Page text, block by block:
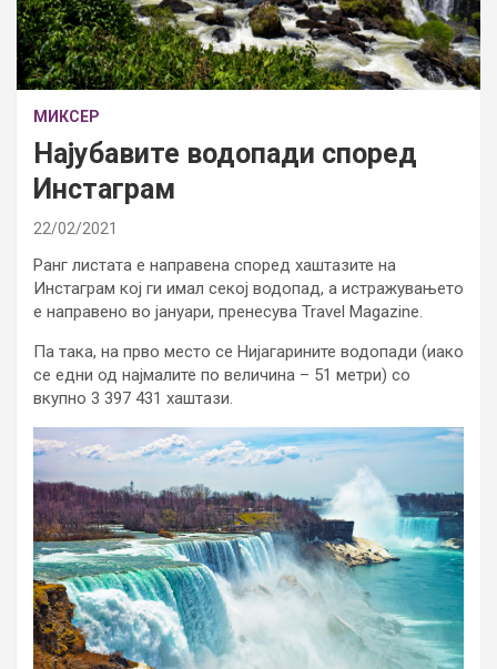
МИКСЕР
Најубавите водопади според
Инстаграм
22/02/2021
Ранг листата е направена според хаштазите на
Инстаграм кој ги имал секој водопад, а истражувањето
е направено во јануари, пренесува Travel Magazine.
Па така, на прво место се Нијагарините водопади (иако
се едни од најмалите по величина – 51 метри) со
вкупно 3 397 431 хаштази.